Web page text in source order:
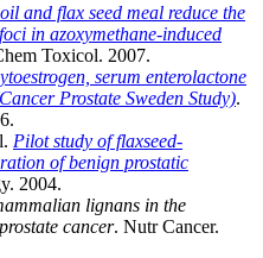
and flax seed meal reduce the
in azoxymethane-induced
Toxicol. 2007.
serum enterolactone
Prostate Sweden Study).
Pilot study of flaxseed-
of benign prostatic
2004.
lignans in the
cancer. Nutr Cancer.